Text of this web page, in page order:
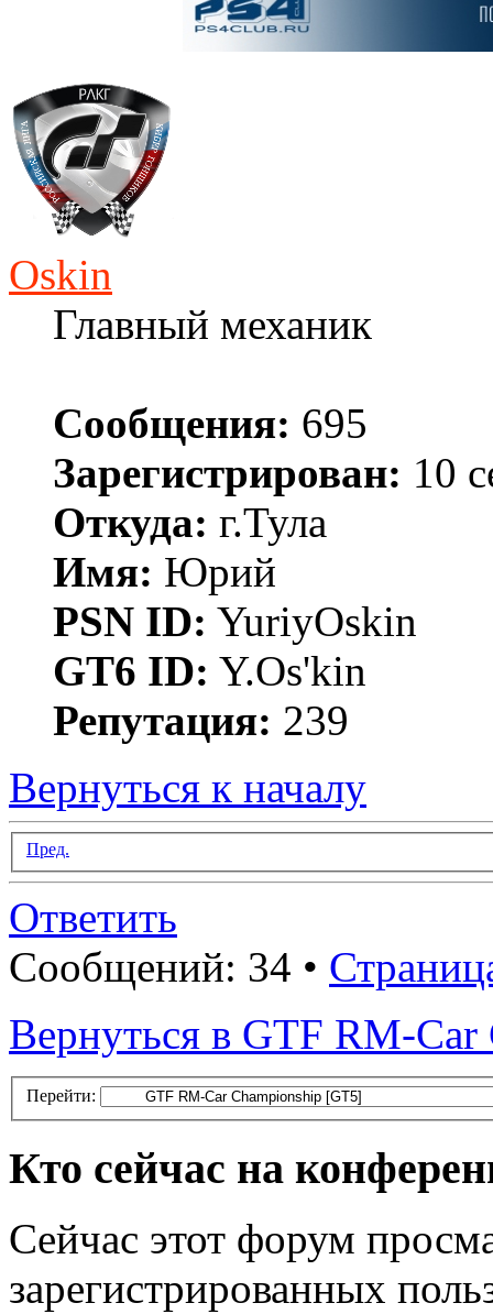
Oskin
Главный механик
Сообщения: 695
Зарегистрирован: 10
Откуда: г.Тула
Имя: Юрий
PSN ID: YuriyOskin
GT6 ID: Y.Os'kin
Репутация: 239
Вернуться к началу
Пред.
Ответить
Сообщений: 34 •
Вернуться в GTF RM-
Перейти:
Кто сейчас на
Сейчас этот форум
зарегистрированных